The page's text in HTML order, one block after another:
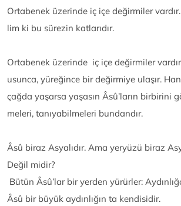
Ortabenek üzerinde iç içe değirmiler
lim ki bu sürezin katlarıdır.
Ortabenek üzerinde iç içe değirmiler
usunca, yüreğince bir değirmiye ulaşır.
çağda yaşarsa yaşasın Âsû’ların birbirini
meleri, tanıyabilmeleri bundandır.
Âsû biraz Asyalıdır. Ama yeryüzü biraz
Değil midir?
Bütün Âsû’lar bir yerden yürürler:
Âsû bir büyük aydınlığın ta kendisidir.